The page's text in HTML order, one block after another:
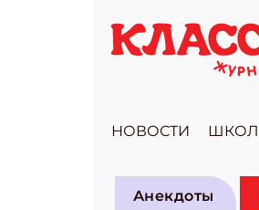
НОВОСТИ
Анекдоты